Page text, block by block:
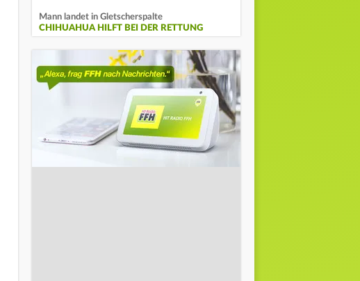
Mann landet in Gletscherspalte
CHIHUAHUA HILFT BEI DER RETTUNG